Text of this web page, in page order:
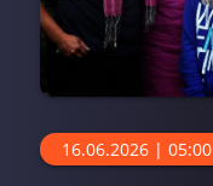
16.06.2026 | 05:00